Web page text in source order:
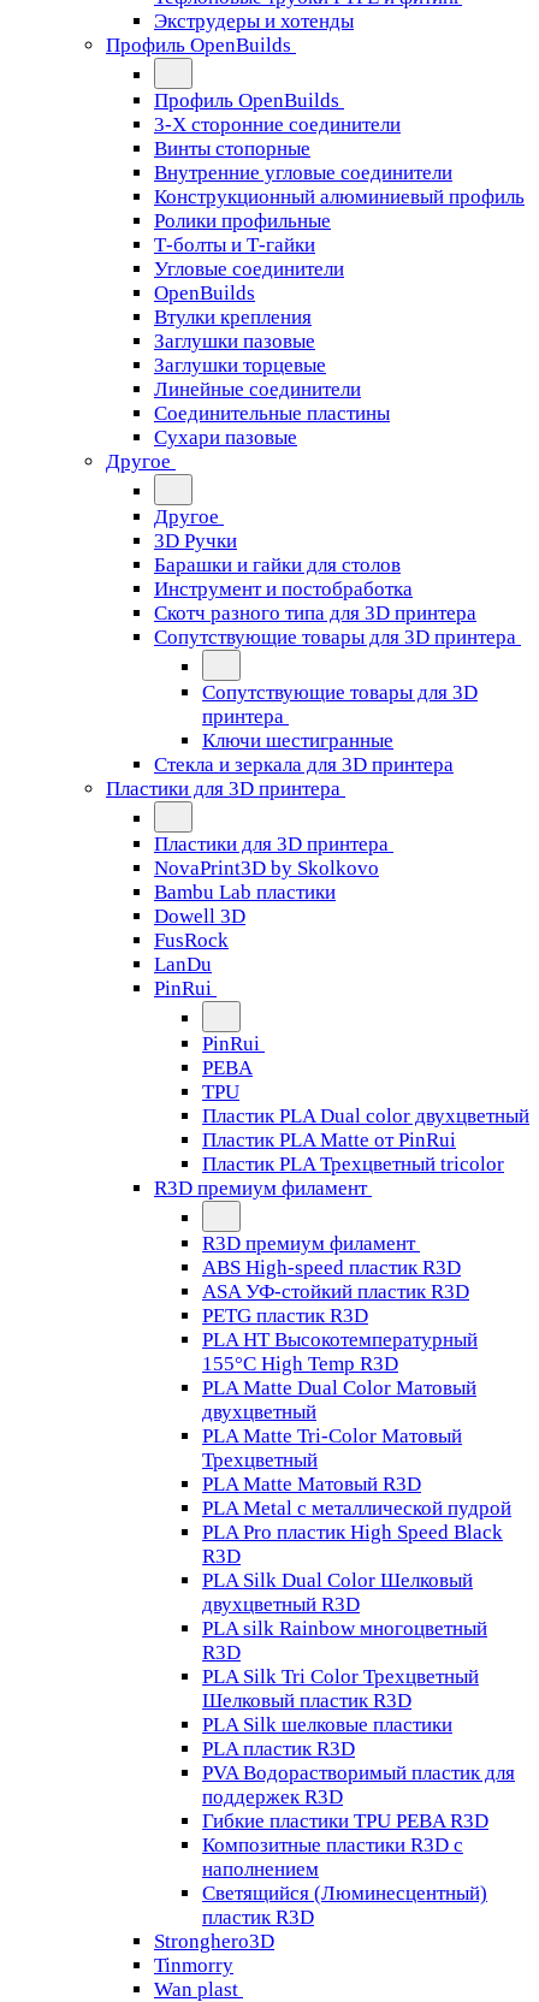
Экструдеры и хотенды
Профиль OpenBuilds
Профиль OpenBuilds
3-Х сторонние соединители
Винты стопорные
Внутренние угловые соединители
Конструкционный алюминиевый профиль
Ролики профильные
Т-болты и Т-гайки
Угловые соединители
OpenBuilds
Втулки крепления
Заглушки пазовые
Заглушки торцевые
Линейные соединители
Соединительные пластины
Сухари пазовые
Другое
Другое
3D Ручки
Барашки и гайки для столов
Инструмент и постобработка
Скотч разного типа для 3D принтера
Сопутствующие товары для 3D принтера
Сопутствующие товары для 3D
принтера
Ключи шестигранные
Стекла и зеркала для 3D принтера
Пластики для 3D принтера
Пластики для 3D принтера
NovaPrint3D by Skolkovo
Bambu Lab пластики
Dowell 3D
FusRock
LanDu
PinRui
PinRui
PEBA
TPU
Пластик PLA Dual color двухцветный
Пластик PLA Matte от PinRui
Пластик PLA Трехцветный tricolor
R3D премиум филамент
R3D премиум филамент
ABS High-speed пластик R3D
ASA УФ-стойкий пластик R3D
PETG пластик R3D
PLA HT Высокотемпературный
155°C High Temp R3D
PLA Matte Dual Color Матовый
двухцветный
PLA Matte Tri-Color Матовый
Трехцветный
PLA Matte Матовый R3D
PLA Metal с металлической пудрой
PLA Pro пластик High Speed Black
R3D
PLA Silk Dual Color Шелковый
двухцветный R3D
PLA silk Rainbow многоцветный
R3D
PLA Silk Tri Color Трехцветный
Шелковый пластик R3D
PLA Silk шелковые пластики
PLA пластик R3D
PVA Водорастворимый пластик для
поддержек R3D
Гибкие пластики TPU PEBA R3D
Композитные пластики R3D с
наполнением
Светящийся (Люминесцентный)
пластик R3D
Stronghero3D
Tinmorry
Wan plast